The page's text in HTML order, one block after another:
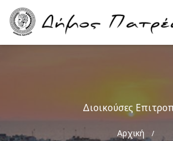
Skip
main
Main
navigation
Διοικούσες
Breadcrumb
Αρχική